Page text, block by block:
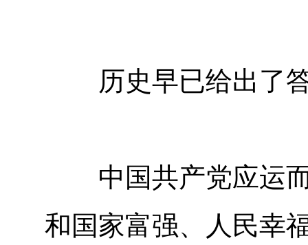
历史早已给出了答
中国共产党应运而
和国家富强、人民幸